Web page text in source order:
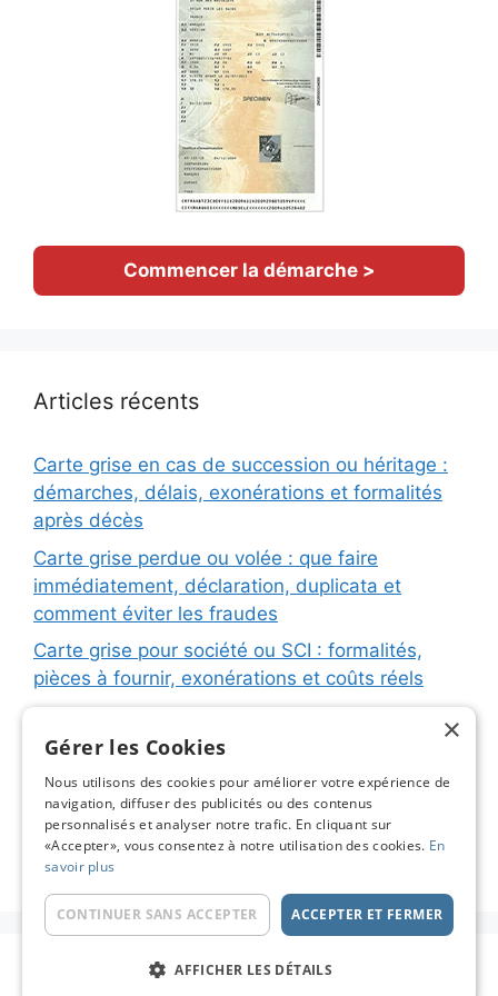
Commencer la démarche >
Articles récents
Carte grise en cas de succession ou héritage :
démarches, délais, exonérations et formalités
après décès
Carte grise perdue ou volée : que faire
immédiatement, déclaration, duplicata et
comment éviter les fraudes
Carte grise pour société ou SCI : formalités,
pièces à fournir, exonérations et coûts réels
immatriculation, fiche d’identification, plaques
Changement de titulaire carte grise : étapes
détaillées, coûts réels et astuces pour éviter les
pièges
© 2026 Carte Grise en Ligne - Le Blog
×
Gérer les Cookies
Nous utilisons des cookies pour améliorer votre expérience de
navigation, diffuser des publicités ou des contenus
personnalisés et analyser notre trafic. En cliquant sur
«Accepter», vous consentez à notre utilisation des cookies. En
savoir plus
ACCEPTER ET FERMER
CONTINUER SANS ACCEPTER
AFFICHER LES DÉTAILS